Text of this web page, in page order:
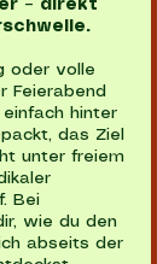
– direkt
oder volle
Feierabend
hinter
das Ziel
unter freiem
Bei
wie du den
abseits der